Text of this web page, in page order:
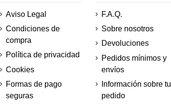
Aviso Legal
Condiciones de
compra
Política de privacidad
Cookies
Formas de pago
seguras
F.A.Q.
Sobre nosotros
Devoluciones
Pedidos mínimos y
envíos
Información sobre tu
pedido